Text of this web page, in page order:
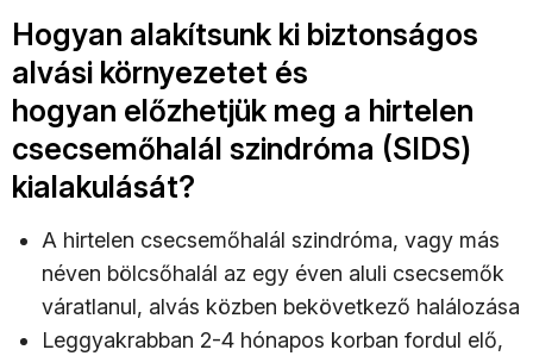
Hogyan alakítsunk ki biztonságos
alvási környezetet és
hogyan előzhetjük meg a hirtelen
csecsemőhalál szindróma (SIDS)
kialakulását?
A hirtelen csecsemőhalál szindróma, vagy más
néven bölcsőhalál az egy éven aluli csecsemők
váratlanul, alvás közben bekövetkező halálozása
Leggyakrabban 2-4 hónapos korban fordul elő,